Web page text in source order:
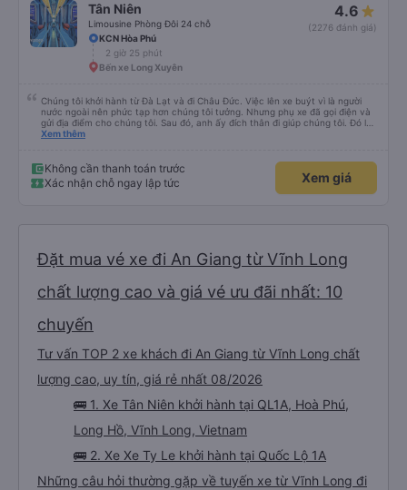
Tân Niên
Limousine Phòng Đôi 24 chỗ
4.6
(2276 đánh giá)
KCN Hòa Phú
2 giờ 25 phút
Bến xe Long Xuyên
Chúng tôi khởi hành từ Đà Lạt và đi Châu Đức. Việc lên xe buýt vì là người
nước ngoài nên phức tạp hơn chúng tôi tưởng. Nhưng phụ xe đã gọi điện và
gửi địa điểm cho chúng tôi. Sau đó, anh ấy đích thân đi giúp chúng tôi. Đó là
lần đầu tiên đi xe giường nằm với hai đứa trẻ nhỏ khá thú vị. Chúng tôi không
điểm dừng, họ đánh thức chúng tôi dậy và đảm bảo chúng tôi đã sẵn sàng.
Nhìn chung, đó là một trải nghiệm tốt. Mỗi giường đều có gối và chăn, và đủ
chỗ cho 1 người lớn và 1 trẻ em nằm thoải mái.
Xem thêm
Không cần thanh toán trước
Xác nhận chỗ ngay lập tức
Xem giá
Đặt mua vé xe đi An Giang từ Vĩnh Long
chất lượng cao và giá vé ưu đãi nhất: 10
chuyến
Tư vấn TOP 2 xe khách đi An Giang từ Vĩnh Long chất
lượng cao, uy tín, giá rẻ nhất 08/2026
🚌 1. Xe Tân Niên khởi hành tại QL1A, Hoà Phú,
Long Hồ, Vĩnh Long, Vietnam
🚌 2. Xe Xe Ty Le khởi hành tại Quốc Lộ 1A
Những câu hỏi thường gặp về tuyến xe từ Vĩnh Long đi